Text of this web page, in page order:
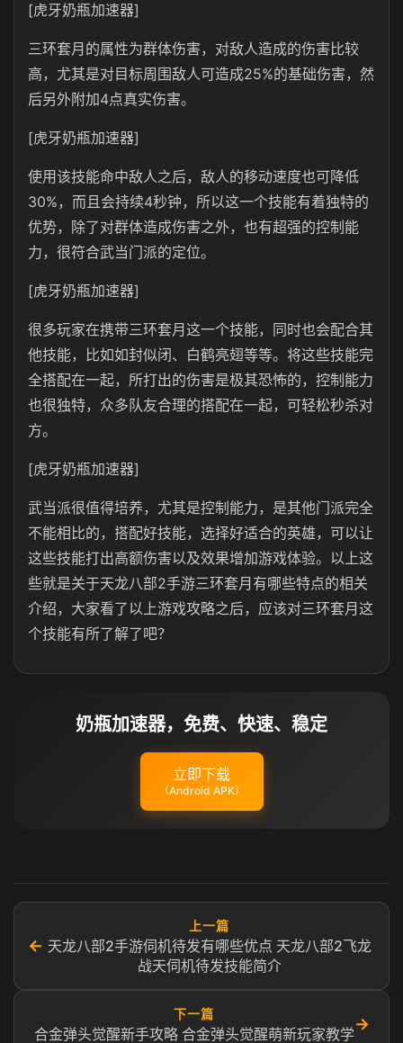
[虎牙奶瓶加速器]
三环套月的属性为群体伤害，对敌人造成的伤害比较
高，尤其是对目标周围敌人可造成25%的基础伤害，然
后另外附加4点真实伤害。
[虎牙奶瓶加速器]
使用该技能命中敌人之后，敌人的移动速度也可降低
30%，而且会持续4秒钟，所以这一个技能有着独特的
优势，除了对群体造成伤害之外，也有超强的控制能
力，很符合武当门派的定位。
[虎牙奶瓶加速器]
很多玩家在携带三环套月这一个技能，同时也会配合其
他技能，比如如封似闭、白鹤亮翅等等。将这些技能完
全搭配在一起，所打出的伤害是极其恐怖的，控制能力
也很独特，众多队友合理的搭配在一起，可轻松秒杀对
方。
[虎牙奶瓶加速器]
武当派很值得培养，尤其是控制能力，是其他门派完全
不能相比的，搭配好技能，选择好适合的英雄，可以让
这些技能打出高额伤害以及效果增加游戏体验。以上这
些就是关于天龙八部2手游三环套月有哪些特点的相关
介绍，大家看了以上游戏攻略之后，应该对三环套月这
个技能有所了解了吧？
奶瓶加速器，免费、快速、稳定
立即下载
（Android APK）
←
上一篇
天龙八部2手游伺机待发有哪些优点 天龙八部2飞龙
战天伺机待发技能简介
下一篇
合金弹头觉醒新手攻略 合金弹头觉醒萌新玩家教学
→